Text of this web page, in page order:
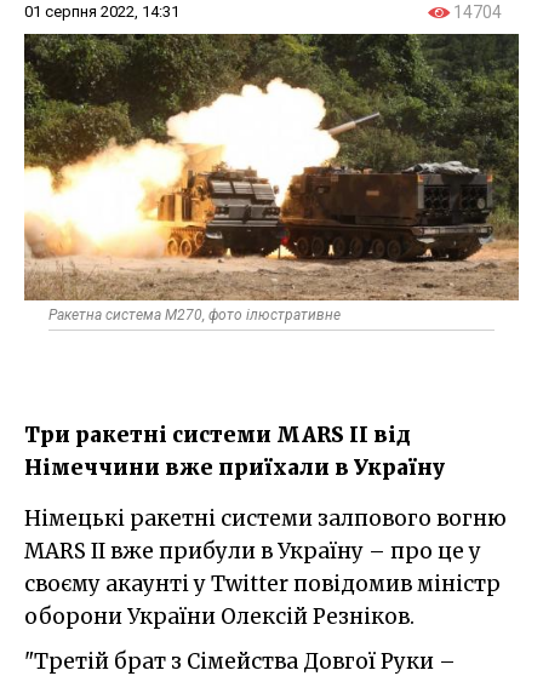
01 серпня 2022, 14:31 14704
Ракетна система M270, фото ілюстративне
Три ракетні системи MARS II від
Німеччини вже приїхали в Україну
Німецькі ракетні системи залпового вогню
MARS II вже прибули в Україну – про це у
своєму акаунті у Twitter повідомив міністр
оборони України Олексій Резніков.
"Третій брат з Сімейства Довгої Руки –